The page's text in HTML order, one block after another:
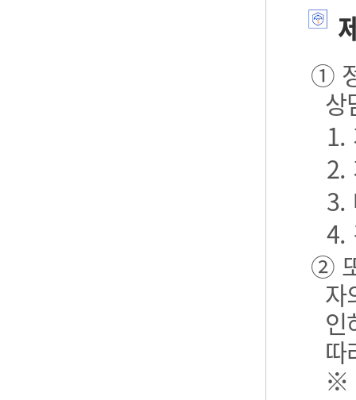
①
상
1.
2.
3.
4.
②
자
인
따
※